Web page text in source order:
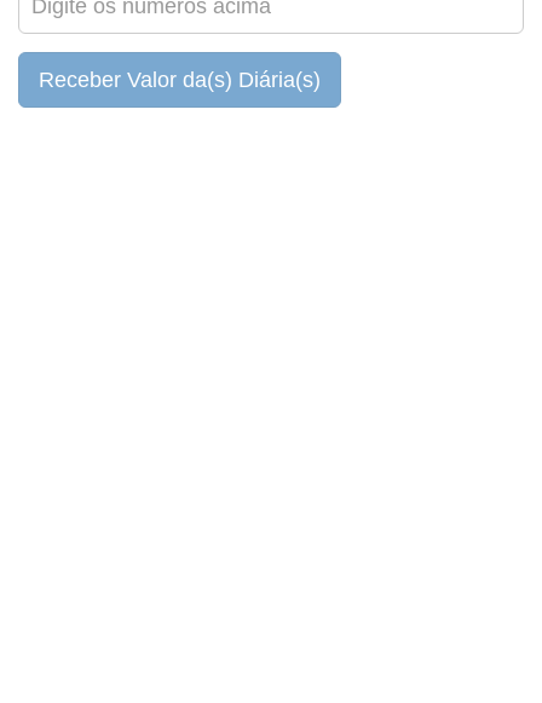
Receber Valor da(s) Diária(s)